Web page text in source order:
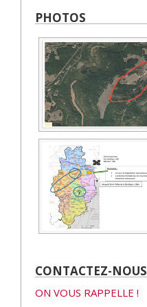
PHOTOS
CONTACTEZ-NOUS
ON VOUS RAPPELLE !